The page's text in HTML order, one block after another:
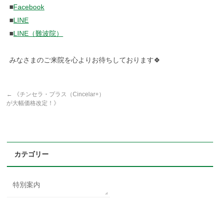
■Facebook
■LINE
■LINE（難波院）
みなさまのご来院を心よりお待ちしております🍀
←
《チンセラ・プラス（Cincelar+）
が大幅価格改定！》
カテゴリー
特別案内